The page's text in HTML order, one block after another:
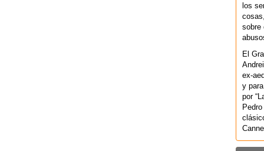
los
sobre
El
ex-
y
por